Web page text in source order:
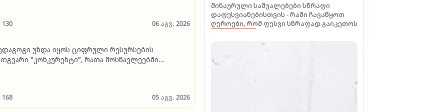
130 06 აგვ. 2026
უნდა იყოს ციფრული რესურსების
"კონკურენტი”, რათა მოსწავლეებში
და რჩევები აბიტურიენტებს
168 05 აგვ. 2026
შინაურული საშუალებები სწრაფი
დაფესვიანებისთვის - რაში ჩავაწყოთ
ღეროები, რომ ფესვი სწრაფად გაიკეთოს